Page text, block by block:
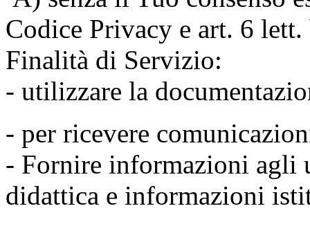
Codice Privacy e art. 6
Finalità di Servizio:
- utilizzare la
- per ricevere
- Fornire informazioni agli
didattica e informazioni